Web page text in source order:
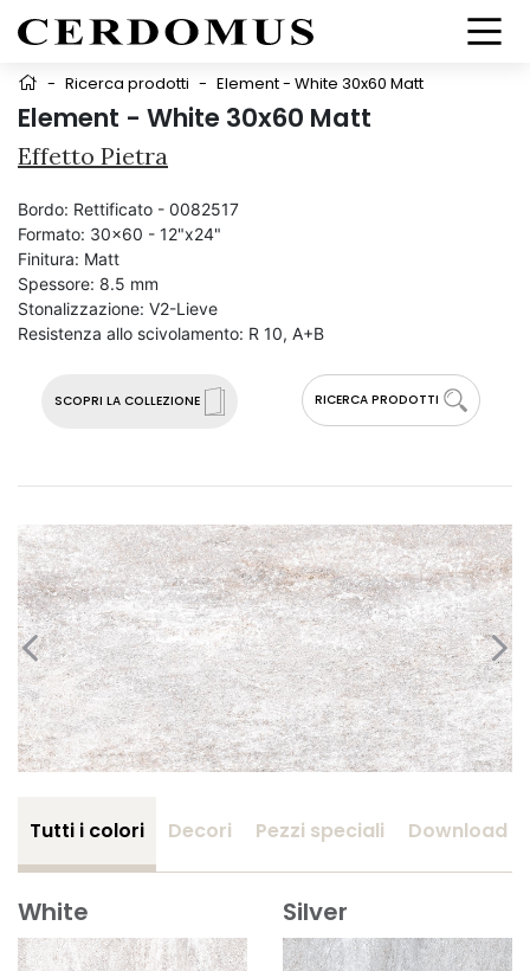
- Ricerca prodotti - Element - White 30x60 Matt
Element - White 30x60 Matt
Effetto Pietra
SCOPRI LA COLLEZIONE RICERCA PRODOTTI
Bordo: Rettificato - 0082517
Formato: 30x60 - 12"x24"
Finitura: Matt
Spessore: 8.5 mm
Stonalizzazione: V2-Lieve
Resistenza allo scivolamento: R 10, A+B
Tutti i colori Decori Pezzi speciali Download
White Silver